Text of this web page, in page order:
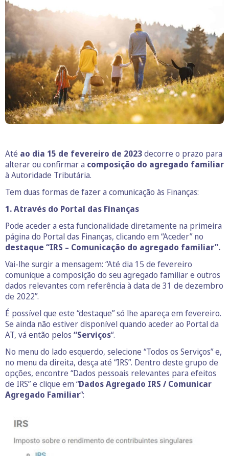
Até ao dia 15 de fevereiro de 2023decorre o prazo para
alterar ou confirmar a composição do agregado familiar
à Autoridade Tributária.
Tem duas formas de fazer a comunicação às Finanças:
1. Através do Portal das Finanças
Pode aceder a esta funcionalidade diretamente na primeira
página do Portal das Finanças, clicando em “Aceder” no
destaque “IRS – Comunicação do agregado familiar”.
Vai-lhe surgir a mensagem: “Até dia 15 de fevereiro
comunique a composição do seu agregado familiar e outros
dados relevantes com referência à data de 31 de dezembro
de 2022”.
É possível que este “destaque” só lhe apareça em fevereiro.
Se ainda não estiver disponível quando aceder ao Portal da
AT, vá então pelos “Serviços“.
No menu do lado esquerdo, selecione “Todos os Serviços” e,
no menu da direita, desça até “IRS”. Dentro deste grupo de
opções, encontre “Dados pessoais relevantes para efeitos
de IRS” e clique em “Dados Agregado IRS / Comunicar
Agregado Familiar“: